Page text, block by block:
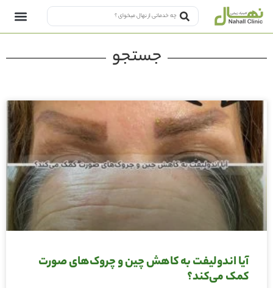
جستجو
آیا اندولیفت به کاهش چین و چروک‌های صورت
کمک می‌کند؟